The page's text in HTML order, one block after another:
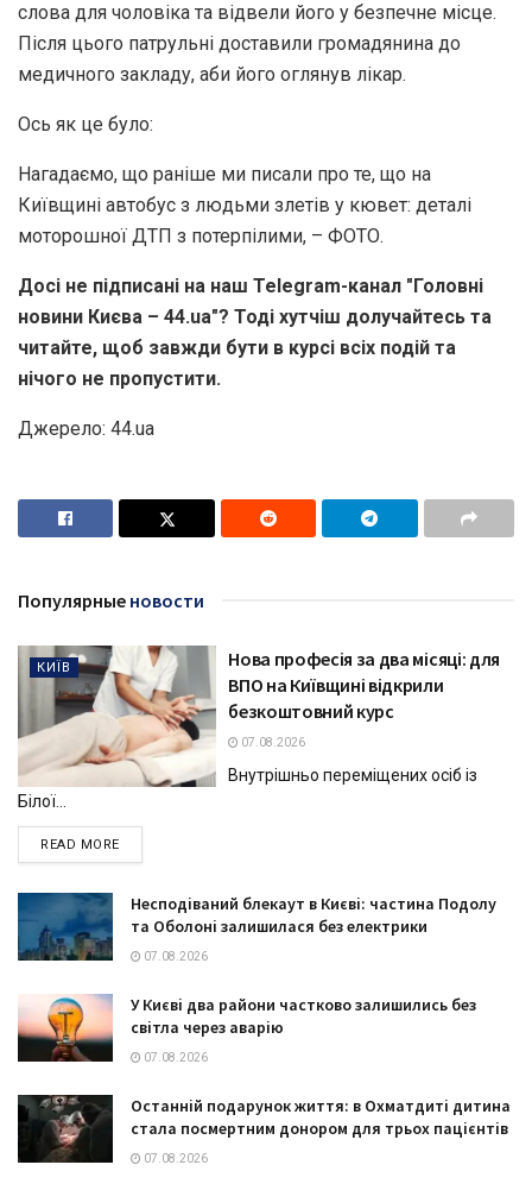
слова для чоловіка та відвели його у безпечне місце.
Після цього патрульні доставили громадянина до
медичного закладу, аби його оглянув лікар.
Ось як це було:
Нагадаємо, що раніше ми писали про те, що на
Київщині автобус з людьми злетів у кювет: деталі
моторошної ДТП з потерпілими, – ФОТО.
Досі не підписані на наш Telegram-канал "Головні
новини Києва – 44.ua"? Тоді хутчіш долучайтесь та
читайте, щоб завжди бути в курсі всіх подій та
нічого не пропустити.
Джерело: 44.ua
Популярные новости
КИЇВ
Нова професія за два місяці: для
ВПО на Київщині відкрили
безкоштовний курс
07.08.2026
Внутрішньо переміщених осіб із
Білої...
READ MOREDETAILS
Несподіваний блекаут в Києві: частина Подолу
та Оболоні залишилася без електрики
07.08.2026
У Києві два райони частково залишились без
світла через аварію
07.08.2026
Останній подарунок життя: в Охматдиті дитина
стала посмертним донором для трьох пацієнтів
07.08.2026